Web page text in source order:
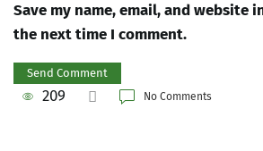
Save my name, email, and website
the next time I comment.
209 No Comments